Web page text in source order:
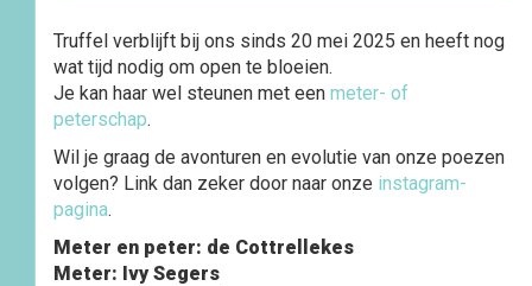
Truffel verblijft bij ons sinds 20 mei 2025 en heeft nog
wat tijd nodig om open te bloeien.
Je kan haar wel steunen met een meter- of
peterschap.
Wil je graag de avonturen en evolutie van onze poezen
volgen? Link dan zeker door naar onze instagram-
pagina.
Meter en peter: de Cottrellekes
Meter: Ivy Segers